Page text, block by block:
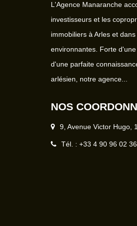
L'Agence Manaranche
investisseurs et les
immobiliers à Arles et
environnantes. Forte
d'une parfaite
arlésien, notre agence...
NOS
9, Avenue Victor Hugo,
Tél. : +33 4 90 96 02 36